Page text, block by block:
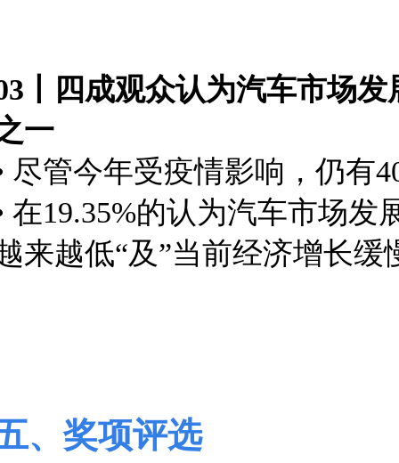
丨四成观众认为汽车市场
一
尽管今年受疫情影响，仍有
在19.35%的认为汽车市场
来越低“及”当前经济增长缓
、奖项评选